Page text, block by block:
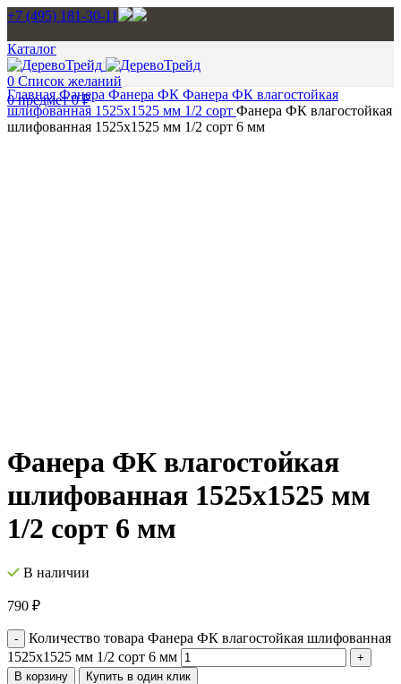
+7 (495) 181-30-11
Каталог
0 Список желаний
0предмет 0₽
ГлавнаяФанера Фанера ФК Фанера ФК влагостойкая
шлифованная 1525х1525 мм 1/2 сорт Фанера ФК влагостойкая
шлифованная 1525х1525 мм 1/2 сорт 6 мм
Фанера ФК влагостойкая
шлифованная 1525х1525 мм
1/2 сорт 6 мм
В наличии
790 ₽
Количество товара Фанера ФК влагостойкая шлифованная
1525х1525 мм 1/2 сорт 6 мм
В корзину Купить в один клик